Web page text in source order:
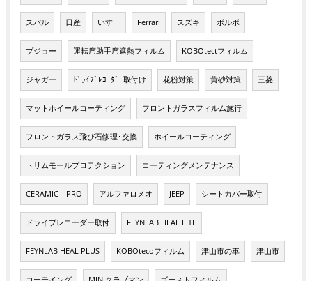
スバル 日産 いすゞ Ferrari スズキ ボルボ
プジョー 運転席助手席遮熱フィルム KOBOtectフィルム
ジャガー ﾄﾞﾗｲﾌﾞﾚｺｰﾀﾞｰ取付け 花粉対策 黄砂対策 三菱
マットホイールコーティング フロントガラスフィルム施行
フロントガラス飛び石修理･交換 ホイールコーティング
トリムモールプロテクション コーティングメンテナンス
CERAMIC PRO アルファロメオ JEEP シートカバー取付
ドライブレコーダー取付 FEYNLAB HEAL LITE
FEYNLAB HEAL PLUS KOBOtecoフィルム 津山市の車 津山市